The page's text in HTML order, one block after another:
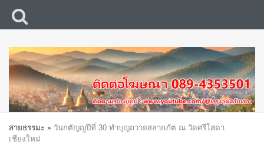
สายธรรมะ » วันกตัญญูปีที่ 30 ทำบุญถวายสลากภัต ณ วัดศรีโสดา
เชียงใหม่